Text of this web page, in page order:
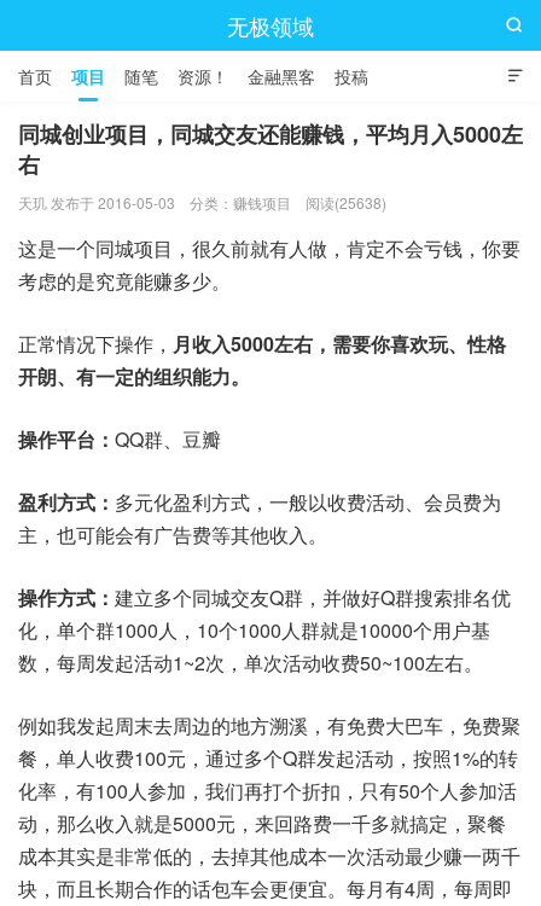
无极领域

首页 项目 随笔 资源！ 金融黑客 投稿

同城创业项目，同城交友还能赚钱，平均月入5000左
右
天玑 发布于 2016-05-03 分类： 赚钱项目 阅读(25638)
这是一个同城项目，很久前就有人做，肯定不会亏钱，你要
考虑的是究竟能赚多少。
正常情况下操作， 月收入5000左右，需要你喜欢玩、性格
开朗、有一定的组织能力。
操作平台： QQ群、豆瓣
盈利方式： 多元化盈利方式，一般以收费活动、会员费为
主，也可能会有广告费等其他收入。
操作方式： 建立多个同城交友Q群，并做好Q群搜索排名优
化，单个群1000人，10个1000人群就是10000个用户基
数，每周发起活动1~2次，单次活动收费50~100左右。
例如我发起周末去周边的地方溯溪，有免费大巴车，免费聚
餐，单人收费100元，通过多个Q群发起活动，按照1%的转
化率，有100人参加，我们再打个折扣，只有50个人参加活
动，那么收入就是5000元，来回路费一千多就搞定，聚餐
成本其实是非常低的，去掉其他成本一次活动最少赚一两千
块，而且长期合作的话包车会更便宜。每月有4周，每周即